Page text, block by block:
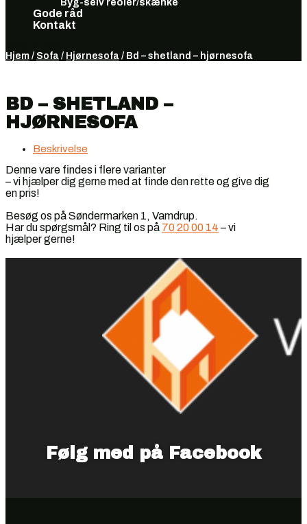
Byg-selv reoler/skænke
Gode råd
Kontakt
Hjem / Sofa / Hjørnesofa / Bd – shetland – hjørnesofa
BD – SHETLAND –
HJØRNESOFA
Beskrivelse
Denne vare findes i flere varianter
– vi hjælper dig gerne med at finde den rette og give dig
en pris!
Besøg os på Søndermarken 1, Vamdrup.
Har du spørgsmål? Ring til os på 70 20 00 14 – vi
hjælper gerne!
Følg med på Facebook